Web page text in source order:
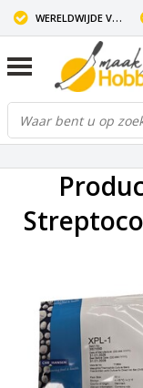
WERELDWIJDE VERZENDING